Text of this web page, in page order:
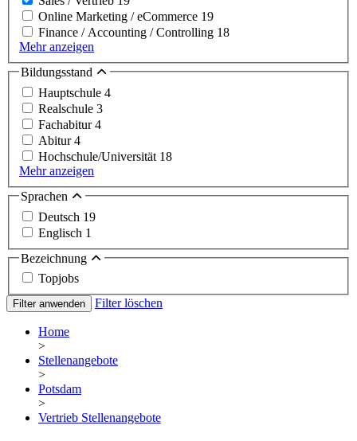
Online Marketing / eCommerce 19
Finance / Accounting / Controlling 18
Mehr anzeigen
Bildungsstand
Hauptschule 4
Realschule 3
Fachabitur4
Abitur4
Hochschule/Universität 18
Mehr anzeigen
Sprachen
Deutsch 19
Englisch 1
Bezeichnung
Topjobs
Filter anwenden Filter löschen
Home
>
Stellenangebote
>
Potsdam
>
Vertrieb Stellenangebote